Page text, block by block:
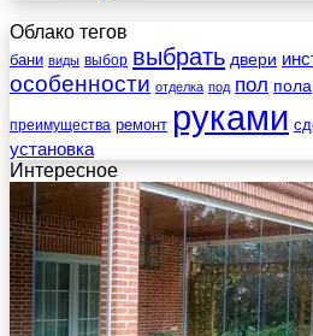
Облако тегов
бани виды выбор выбрать двери
особенности отделка под пол пола
преимущества ремонт руками
установка
Интересное